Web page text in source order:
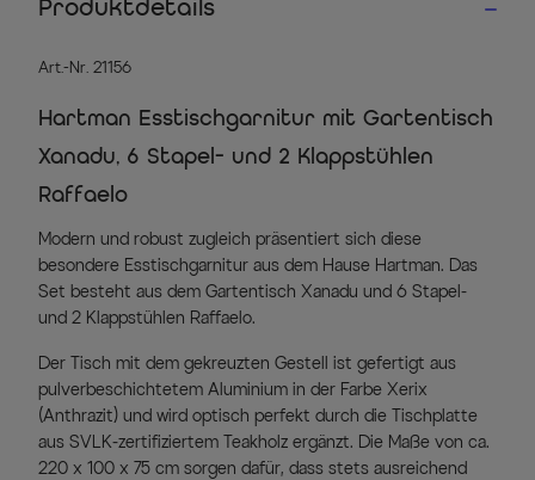
Produktdetails
Art.-Nr. 21156
Hartman Esstischgarnitur mit Gartentisch
Xanadu, 6 Stapel- und 2 Klappstühlen
Raffaelo
Modern und robust zugleich präsentiert sich diese
besondere Esstischgarnitur aus dem Hause Hartman. Das
Set besteht aus dem Gartentisch Xanadu und 6 Stapel-
und 2 Klappstühlen Raffaelo.
Der Tisch mit dem gekreuzten Gestell ist gefertigt aus
pulverbeschichtetem Aluminium in der Farbe Xerix
(Anthrazit) und wird optisch perfekt durch die Tischplatte
aus SVLK-zertifiziertem Teakholz ergänzt. Die Maße von ca.
220 x 100 x 75 cm sorgen dafür, dass stets ausreichend